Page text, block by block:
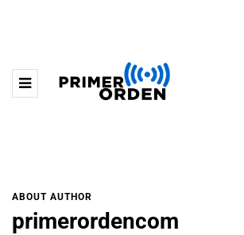
ABOUT AUTHOR
primerordencom